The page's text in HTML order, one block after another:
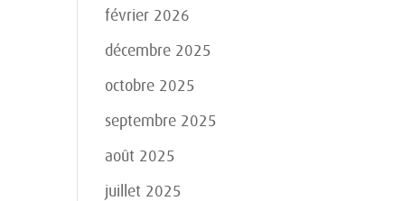
février 2026
décembre 2025
octobre 2025
septembre 2025
août 2025
juillet 2025